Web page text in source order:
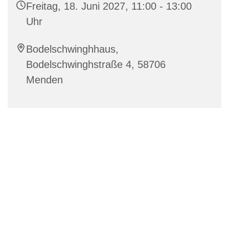
Freitag, 18. Juni 2027, 11:00 - 13:00
Uhr
Bodelschwinghhaus,
Bodelschwinghstraße 4, 58706
Menden